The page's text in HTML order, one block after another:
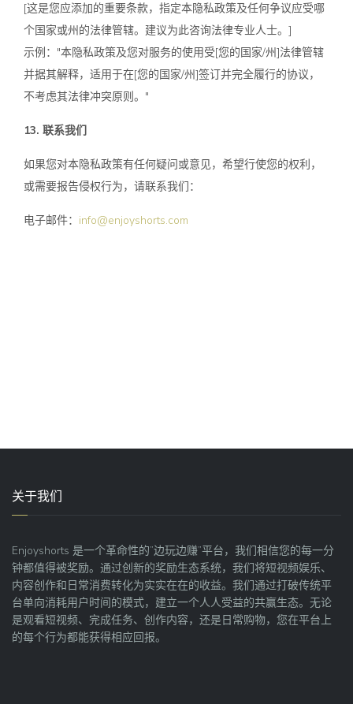
[这是您应添加的重要条款，指定本隐私政策及任何争议应受哪
个国家或州的法律管辖。建议为此咨询法律专业人士。]
示例："本隐私政策及您对服务的使用受[您的国家/州]法律管辖
并据其解释，适用于在[您的国家/州]签订并完全履行的协议，
不考虑其法律冲突原则。"
13. 联系我们
如果您对本隐私政策有任何疑问或意见，希望行使您的权利，
或需要报告侵权行为，请联系我们：
电子邮件： info@enjoyshorts.com
关于我们
Enjoyshorts 是一个革命性的”边玩边赚”平台，我们相信您的每一分
钟都值得被奖励。通过创新的奖励生态系统，我们将短视频娱乐、
内容创作和日常消费转化为实实在在的收益。我们通过打破传统平
台单向消耗用户时间的模式，建立一个人人受益的共赢生态。无论
是观看短视频、完成任务、创作内容，还是日常购物，您在平台上
的每个行为都能获得相应回报。